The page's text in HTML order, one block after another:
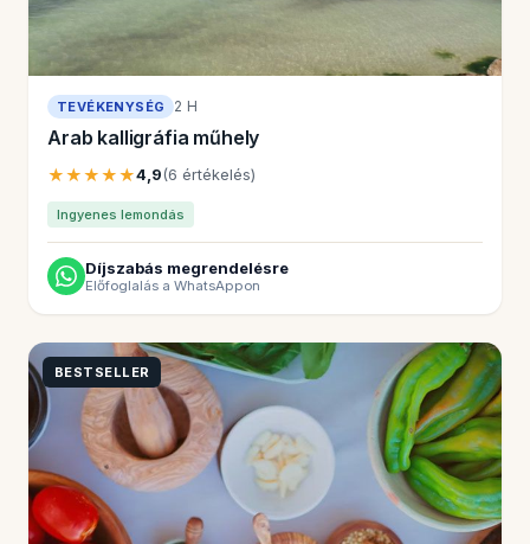
TEVÉKENYSÉG 2 H
Arab kalligráfia műhely
★★★★★4,9(6 értékelés)
Ingyenes lemondás
Díjszabás megrendelésre
Előfoglalás a WhatsAppon
BESTSELLER